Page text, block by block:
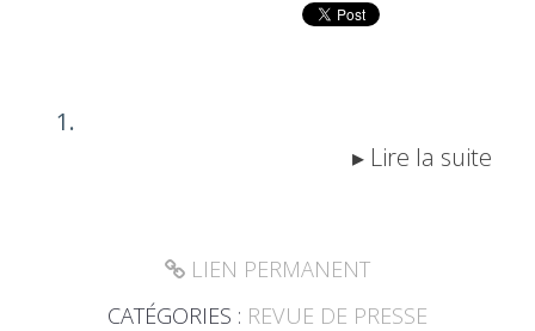
Lire la suite
LIEN PERMANENT
CATÉGORIES : REVUE DE PRESSE